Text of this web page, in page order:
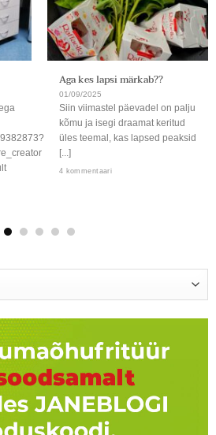
Aga kes lapsi märkab??
01/09/2025
Siin viimastel päevadel on palju
kõmu ja isegi draamat keritud
üles teemal, kas lapsed peaksid
[...]
4 kommentaari